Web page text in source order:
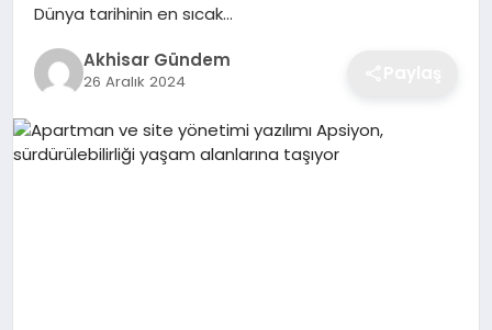
Dünya tarihinin en sıcak…
Akhisar Gündem
26 Aralık 2024